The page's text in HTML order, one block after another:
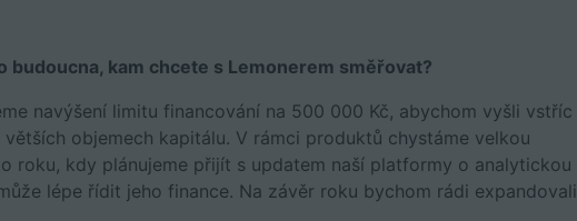
budoucna, kam chcete s Lemonerem směřovat?
navýšení limitu financování na 500 000 Kč, abychom vyšli vstříc
objemech kapitálu. V rámci produktů chystáme velkou
roku, kdy plánujeme přijít s updatem naší platformy o analytickou
lépe řídit jeho finance. Na závěr roku bychom rádi expandovali